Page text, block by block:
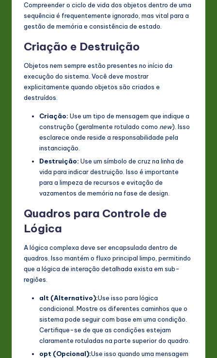
Compreender o ciclo de vida dos objetos dentro de uma
sequência é frequentemente ignorado, mas vital para a
gestão de memória e consistência de estado.
Criação e Destruição
Objetos nem sempre estão presentes no início da
execução do sistema. Você deve mostrar
explicitamente quando objetos são criados e
destruídos.
Criação: Use um tipo de mensagem que indique a
construção (geralmente rotulado como new). Isso
esclarece onde reside a responsabilidade pela
instanciação.
Destruição: Use um símbolo de cruz na linha de
vida para indicar destruição. Isso é importante
para a limpeza de recursos e evitação de
vazamentos de memória na fase de design.
Quadros para Controle de
Lógica
A lógica complexa deve ser encapsulada dentro de
quadros. Isso mantém o fluxo principal limpo, permitindo
que a lógica de interação detalhada exista em sub-
regiões.
alt (Alternativo):Use isso para lógica
condicional. Mostre os diferentes caminhos que o
sistema pode seguir com base em uma condição.
Certifique-se de que as condições estejam
claramente rotuladas na parte superior do quadro.
opt (Opcional):Use isso quando uma mensagem